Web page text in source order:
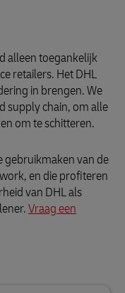
alleen toegankelijk
retailers. Het DHL
in brengen. We
supply chain, om alle
om te schitteren.
gebruikmaken van de
en die profiteren
van DHL als
Vraag een